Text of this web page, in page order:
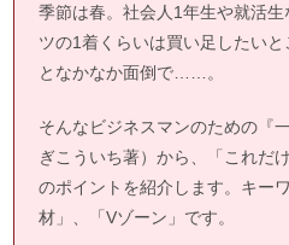
季節は春。社会人1年生や就活
ツの1着くらいは買い足したい
となかなか面倒で……。
そんなビジネスマンのための『
ぎこういち著）から、「これだ
のポイントを紹介します。キー
材」、「Vゾーン」です。